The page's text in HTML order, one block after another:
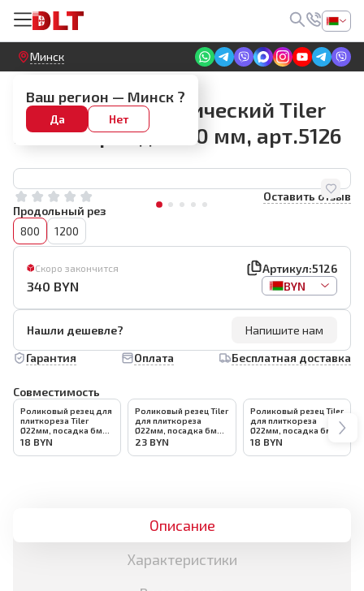
Круглосуточный! Прием заявок на сайте
Минск
Ваш регион — Минск ?
Да Нет
Плиткорезы ручные
Плиткорез механический Tiler
RAPTOR рез до 800 мм, арт.5126
Оставить отзыв
Продольный рез
800
1200
Скоро закончится Артикул:5126
340 BYN BYN
Нашли дешевле?
Напишите нам
Гарантия
Оплата Бесплатная доставка
Совместимость
Роликовый резец для
плиткореза Tiler
Ø22мм, посадка 6мм,
арт.4983
18 BYN
Роликовый резец Tiler
для плиткореза
Ø22мм, посадка 6мм,
арт.5333
23 BYN
Роликовый резец Tiler
для плиткореза
Ø22мм, посадка 6мм,
арт.5332
18 BYN
Описание
Характеристики